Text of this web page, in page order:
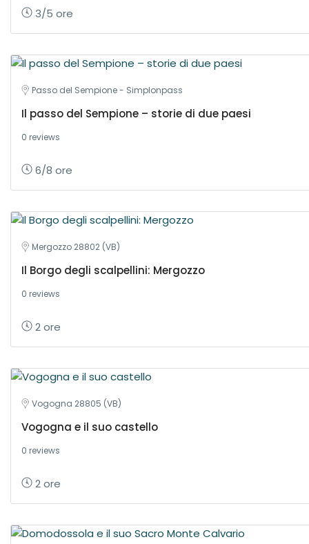
3/5 ore
Passo del Sempione - Simplonpass
Il passo del Sempione – storie di due paesi
0 reviews
6/8 ore
Mergozzo 28802 (VB)
Il Borgo degli scalpellini: Mergozzo
0 reviews
2 ore
Vogogna 28805 (VB)
Vogogna e il suo castello
0 reviews
2 ore